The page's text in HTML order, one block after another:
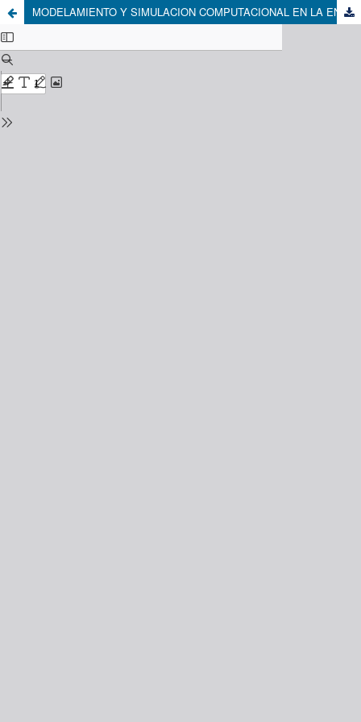
MODELAMIENTO Y SIMULACION COMPUTACIONAL EN LA ENSEÑANZA Y APRENDIZAJE DE LA FÍSICA